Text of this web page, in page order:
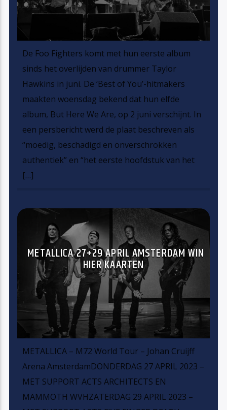
De Foo Fighters komt met hun eerste album
sinds het overlijden van drummer Taylor
Hawkins in juni. De ‘Best of You’-hitmakers
maakten woensdag bekend dat hun elfde
album, But Here We Are, op 2 juni verschijnt. In
een persbericht werd de plaat beschreven als
“moedig, beschadigd en onverschrokken
authentiek” en “het eerste hoofdstuk van het
[…]
METALLICA 27+29 APRIL AMSTERDAM WIN
HIER KAARTEN
METALLICA – M72 World Tour – Johan Cruijff
Arena AmsterdamDONDERDAG 27 APRIL 2023 –
MET SUPPORT ACTS ARCHITECTS EN
MAMMOTH WVHZATERDAG 29 APRIL 2023 –